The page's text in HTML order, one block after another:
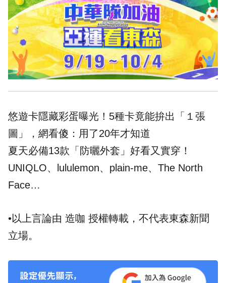
悠遊卡隱藏彩蛋曝光！5種卡竟能拚出「１張
圖」，網看傻：用了20年才知道
夏天必備13款「防曬外套」好看又實穿！
UNIQLO、lululemon、plain-me、The North
Face…
•以上言論由 造咖 授權轉載，不代表東森新聞
立場。